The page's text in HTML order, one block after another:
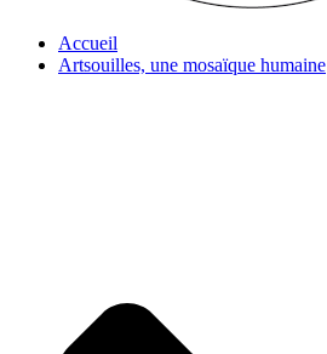
Accueil
Artsouilles, une mosaïque humaine